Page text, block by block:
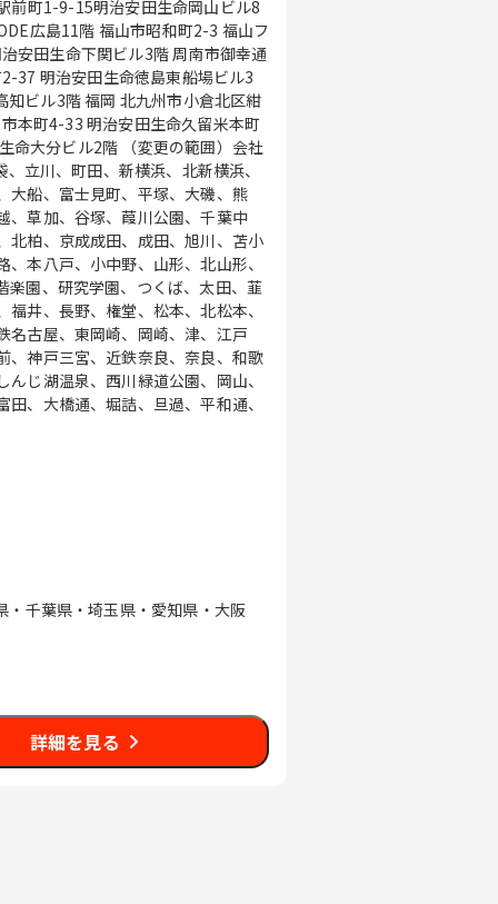
本町4-33 明治安田生命久留米本町
立川、町田、新横浜、北新横浜、
大船、富士見町、平塚、大磯、熊
、草加、谷塚、葭川公園、千葉中
北柏、京成成田、成田、旭川、苫小
本八戸、小中野、山形、北山形、
楽園、研究学園、つくば、太田、韮
井、長野、権堂、松本、北松本、
名古屋、東岡崎、岡崎、津、江戸
、神戸三宮、近鉄奈良、奈良、和歌
じ湖温泉、西川緑道公園、岡山、
、大橋通、堀詰、旦過、平和通、
千葉県・埼玉県・愛知県・大阪
詳細を見る